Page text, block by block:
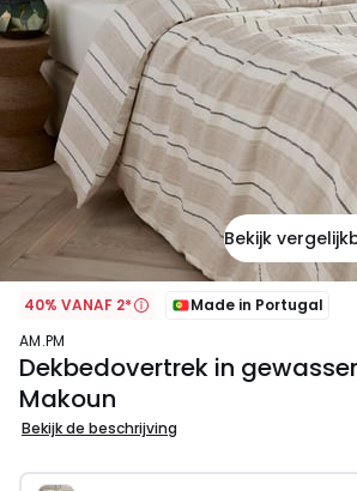
Bekijk
40% VANAF 2*
Made in Portugal
AM.PM
Dekbedovertrek in
Makoun
Bekijk de beschrijving